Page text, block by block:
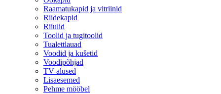
Raamatukapid ja vitriinid
Riidekapid
Riiulid
Toolid ja tugitoolid
Tualettlauad
Voodid ja kušetid
Voodipõhjad
TV alused
Lisaesemed
Pehme mööbel